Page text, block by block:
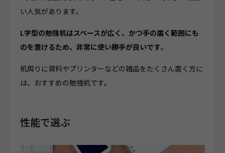
い人気があります。
L字型の勉強机はスペースが広く、かつ手の届く範囲にも
のを置けるため、非常に使い勝手が良いです。
机周りに資料やプリンターなどの雑品をたくさん置く方に
は、おすすめの勉強机です。
性能で選ぶ